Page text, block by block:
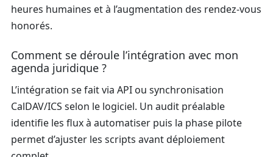
heures humaines et à l’augmentation des rendez-vous
honorés.
Comment se déroule l’intégration avec mon
agenda juridique ?
L’intégration se fait via API ou synchronisation
CalDAV/ICS selon le logiciel. Un audit préalable
identifie les flux à automatiser puis la phase pilote
permet d’ajuster les scripts avant déploiement